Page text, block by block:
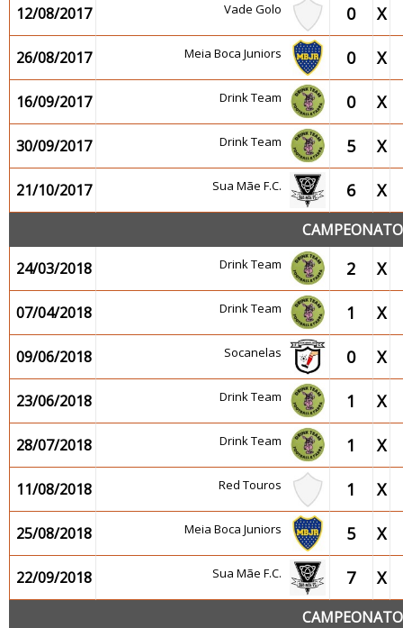
12/08/2017 Vade Golo 0 X
26/08/2017 Meia Boca Juniors 0 X
16/09/2017 Drink Team 0 X
30/09/2017 Drink Team 5 X
21/10/2017 Sua Mãe F.C. 6 X
24/03/2018
Drink Team 2 X
07/04/2018 Drink Team 1 X
09/06/2018 Socanelas 0 X
23/06/2018 Drink Team 1 X
28/07/2018 Drink Team 1 X
11/08/2018 Red Touros 1 X
25/08/2018 Meia Boca Juniors 5 X
22/09/2018 Sua Mãe F.C. 7 X